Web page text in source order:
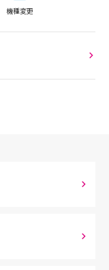
機種変更